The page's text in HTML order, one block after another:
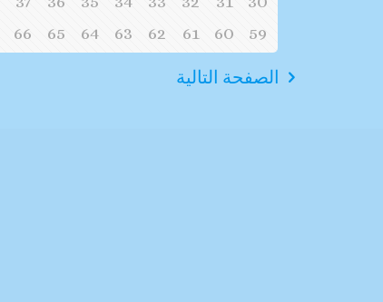
59
60
61
62
63
64
65
66
الصفحة التالية